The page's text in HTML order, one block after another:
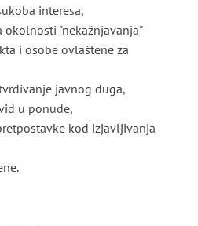
interesa,
okolnosti "nekažnjavanja"
i osobe ovlaštene za
javnog duga,
u ponude,
kod izjavljivanja